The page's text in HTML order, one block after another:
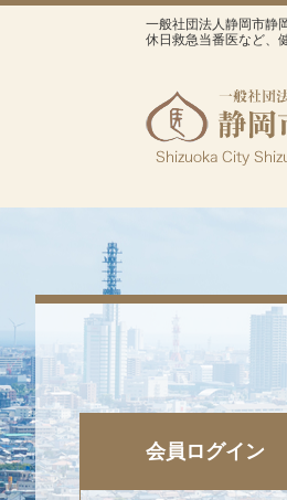
一般社団法人静岡市静
休日救急当番医など、
会員ログイン